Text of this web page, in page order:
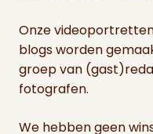
Onze
blogs worden
groep van
fotografen.
We hebben geen